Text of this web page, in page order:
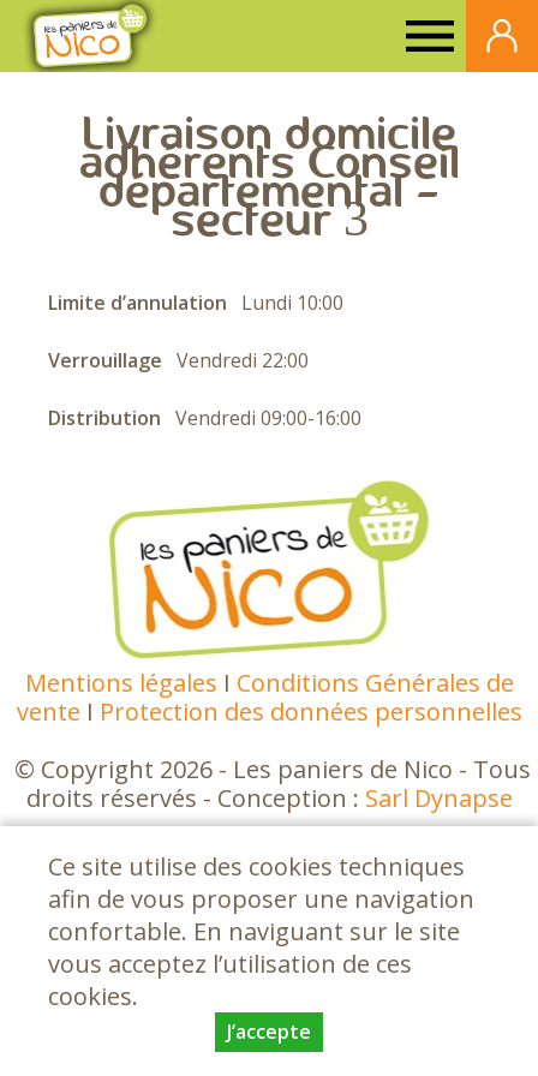
Nico
Livraison domicile
adhérents Conseil
départemental -
secteur 3
Limite d’annulation Lundi 10:00
Verrouillage Vendredi 22:00
Distribution Vendredi 09:00-16:00
Mentions légales I Conditions Générales de
vente I Protection des données personnelles
© Copyright 2026 - Les paniers de Nico - Tous
droits réservés - Conception : Sarl Dynapse
Ce site utilise des cookies techniques
afin de vous proposer une navigation
confortable. En naviguant sur le site
vous acceptez l’utilisation de ces
cookies.
J’accepte